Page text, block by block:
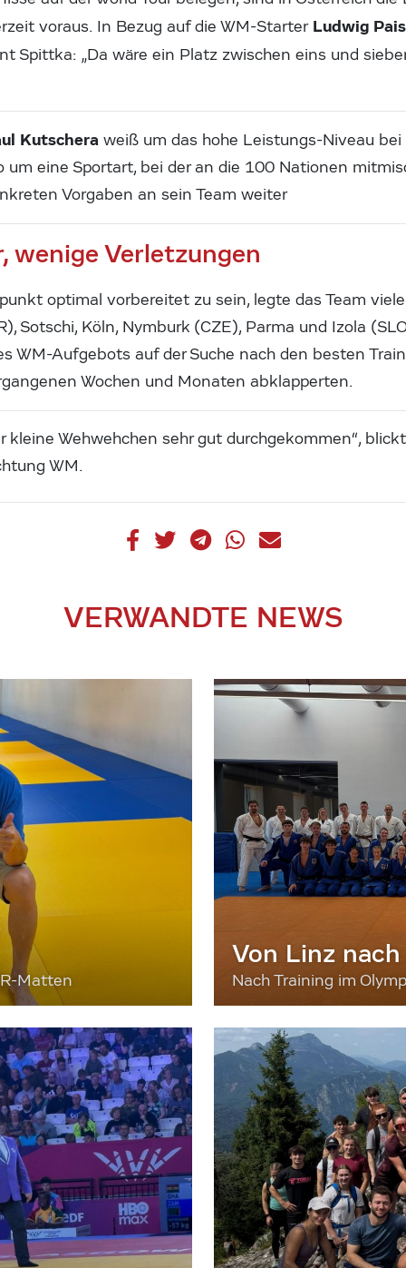
voraus. In Bezug auf die WM-StarterLudwig
Spittka: „Da wäre ein Platz zwischen eins und
Kutschera weiß um das hohe Leistungs-Niveau bei
um eine Sportart, bei der an die 100 Nationen
Vorgaben an sein Team weiter
wenige Verletzungen
optimal vorbereitet zu sein, legte das Team
Sotschi, Köln, Nymburk (CZE), Parma und Izola
WM-Aufgebots auf der Suche nach den besten
Wochen und Monaten abklapperten.
kleine Wehwehchen sehr gut durchgekommen“,
WM.
VERWANDTE NEWS
Matten
Von Linz
Nach Training im